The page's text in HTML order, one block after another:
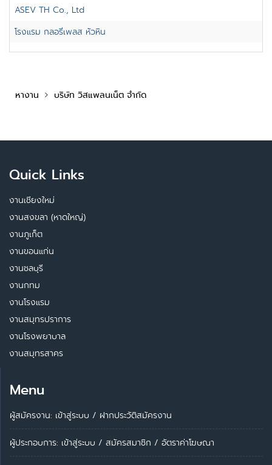
ASEV TH Co., Ltd
โรงแรม กลอรี่เพลส หัวหิน
หางาน บริษัท วิสแพลนเน็ต จำกัด
Quick Links
งานเชียงใหม่
งานสงขลา (หาดใหญ่)
งานภูเก็ต
งานขอนแก่น
งานชลบุรี
งานกทม
งานโรงแรม
งานสมุทรปราการ
งานโรงพยาบาล
งานสมุทรสาคร
Menu
ผู้สมัครงาน: เข้าสู่ระบบ / ฝากประวัติสมัครงาน
ผู้ประกอบการ: เข้าสู่ระบบ / สมัครสมาชิก / อัตราค่าโฆษณา